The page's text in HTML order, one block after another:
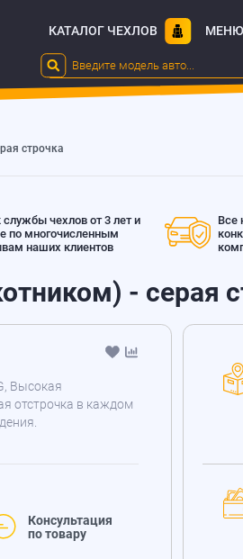
КАТАЛОГ ЧЕХЛОВ МЕНЮ
строчка
службы чехлов от 3 лет и
по многочисленным
наших клиентов
Все
- серая
Высокая
отстрочка в каждом
Консультация
по товару